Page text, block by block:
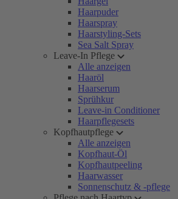
Haarpuder
Haarspray
Haarstyling-Sets
Sea Salt Spray
Leave-In Pflege
Alle anzeigen
Haaröl
Haarserum
Sprühkur
Leave-in Conditioner
Haarpflegesets
Kopfhautpflege
Alle anzeigen
Kopfhaut-Öl
Kopfhautpeeling
Haarwasser
Sonnenschutz & -pflege